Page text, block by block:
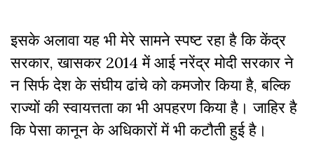
इसके अलावा यह भी मेरे सामने स्पष्ट रहा है कि केंद्र
सरकार, खासकर 2014 में आई नरेंद्र मोदी सरकार ने
न सिर्फ देश के संघीय ढांचे को कमजोर किया है, बल्कि
राज्यों की स्वायत्तता का भी अपहरण किया है। जाहिर है
कि पेसा कानून के अधिकारों में भी कटौती हुई है।